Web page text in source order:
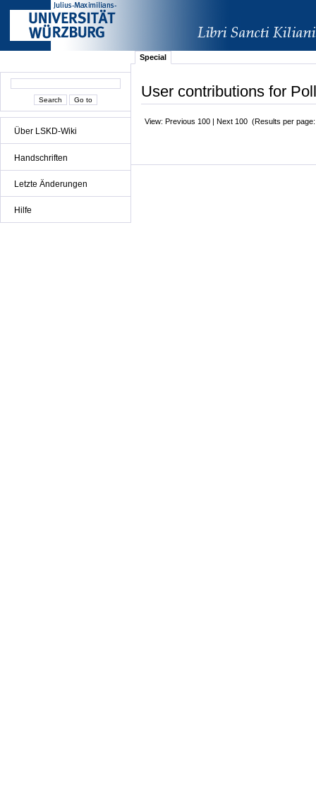
Über LSKD-Wiki
Handschriften
Letzte Änderungen
Hilfe
Special
User contributions for
View: Previous 100 | Next 100 (Results per